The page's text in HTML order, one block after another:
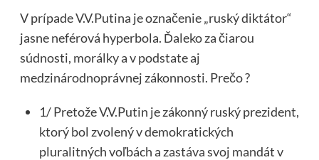
V prípade V.V.Putina je označenie „ruský diktátor“
jasne neférová hyperbola. Ďaleko za čiarou
súdnosti, morálky a v podstate aj
medzinárodnoprávnej zákonnosti. Prečo ?
1/ Pretože V.V.Putin je zákonný ruský prezident,
ktorý bol zvolený v demokratických
pluralitných voľbách a zastáva svoj mandát v